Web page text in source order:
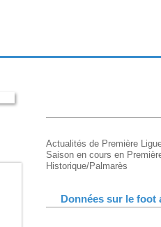
Actualités de Première
Saison en cours en
Historique/Palmarès
Données sur le foot